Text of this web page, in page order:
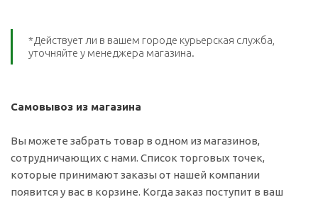
*Действует ли в вашем городе курьерская служба,
уточняйте у менеджера магазина.
Самовывоз из магазина
Вы можете забрать товар в одном из магазинов,
сотрудничающих с нами. Список торговых точек,
которые принимают заказы от нашей компании
появится у вас в корзине. Когда заказ поступит в ваш